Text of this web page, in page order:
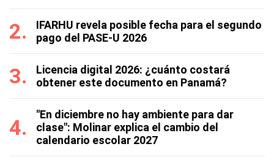
IFARHU revela posible fecha para el segundo
pago del PASE-U 2026
Licencia digital 2026: ¿cuánto costará
obtener este documento en Panamá?
"En diciembre no hay ambiente para dar
clase": Molinar explica el cambio del
calendario escolar 2027